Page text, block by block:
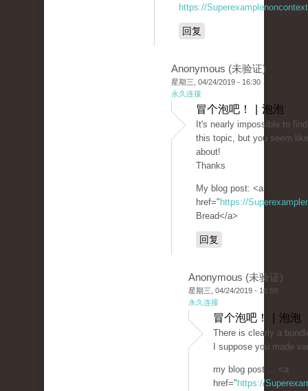
https://
回复
Anonymous (未验证)
星期三, 04/24/2019 - 16:30
永久连接
冒个泡吧！ | 泡泡
It's nearly impossible to
this topic, but you seem
about!
Thanks
My blog post: <a
href=" https://
Bread</a>
回复
Anonymous (未验证)
星期三, 04/24/2019 - 16:59
永久连接
冒个泡吧！ | 泡泡
There is clearly a
I suppose you made
my blog post ... <a
href=" https://